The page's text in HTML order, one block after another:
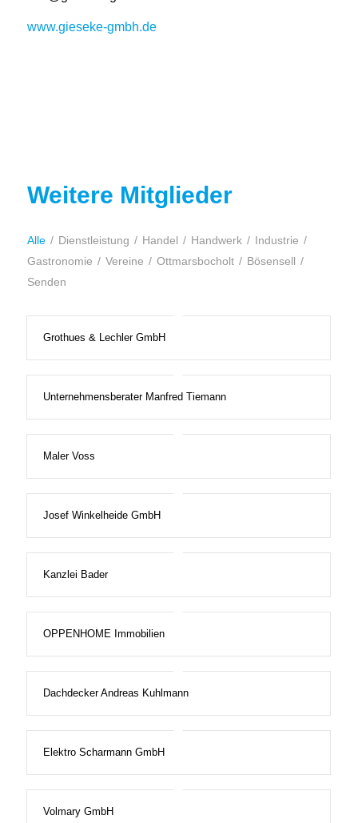
www.gieseke-gmbh.de
Weitere Mitglieder
Alle / Dienstleistung / Handel / Handwerk / Industrie /
Gastronomie / Vereine / Ottmarsbocholt / Bösensell /
Senden
Grothues & Lechler GmbH
Unternehmensberater Manfred Tiemann
Maler Voss
Josef Winkelheide GmbH
Kanzlei Bader
OPPENHOME Immobilien
Dachdecker Andreas Kuhlmann
Elektro Scharmann GmbH
Volmary GmbH